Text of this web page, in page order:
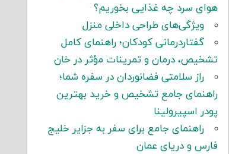
هوای سرد چه غذایی بخوریم؟
ویژگی‌های طراحی داخلی منزل
گفتاردرمانی کودکان؛ راهنمای کامل
تشخیص، درمان و تمرینات مؤثر در خان
راز سلامتی فضانوردان در سفره شما؛
راهنمای جامع تشخیص و خرید بهترین
پودر اسپیرولینا
راهنمای جامع برای سفر به جزایر خلیج
فارس و دریای عمان